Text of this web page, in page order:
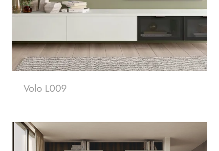
Volo L009